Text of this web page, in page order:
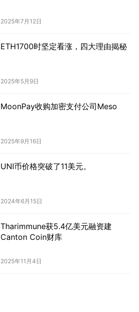
2025年7月12日
ETH1700时坚定看涨，四大理由揭秘
2025年5月9日
MoonPay收购加密支付公司Meso
2025年9月16日
UNI币价格突破了11美元。
2024年6月15日
Tharimmune获5.4亿美元融资建
Canton Coin财库
2025年11月4日